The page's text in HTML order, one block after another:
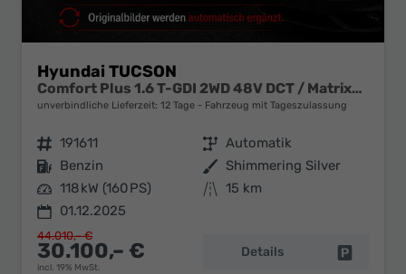
Hyundai TUCSON
Comfort Plus 1.6 T-GDI 2WD 48V DCT / Matrix-LED ACC Shz vo+hi Teilleder Elek. Heck Alu 18"
unverbindliche Lieferzeit: 12 Tage Fahrzeug mit Tageszulassung
Fahrzeugnr. 191611 Getriebe Automatik
Kraftstoff Benzin Außenfarbe Shimmering Silver
Leistung 118 kW (160 PS) Kilometerstand 15 km
01.12.2025
30.100,– €
incl. 19% MwSt.
44.010,– €
Details